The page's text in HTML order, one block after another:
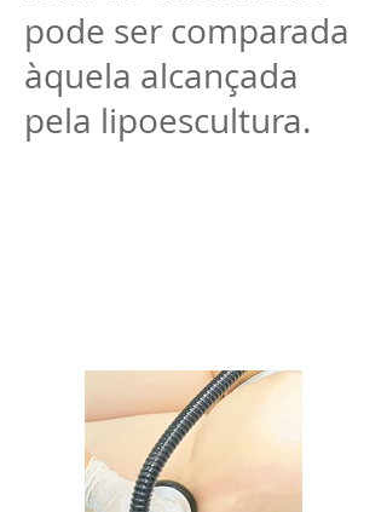
pode ser comparada
àquela alcançada
pela lipoescultura.